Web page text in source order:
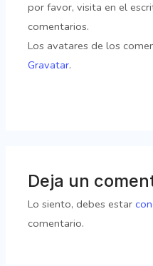
por favor, visita en el
comentarios.
Los avatares de los
Gravatar.
Deja un
Lo siento, debes estar
comentario.